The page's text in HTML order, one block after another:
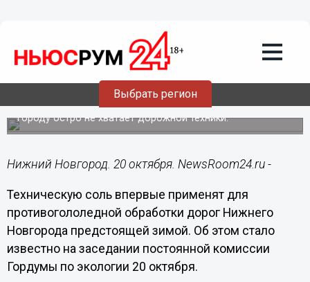
Выбрать регион
20.10.202019:29
Техническую соль впервые применят
на дорогах Нижнего Новгорода
Городу остро не хватает дорожной техники.
Нижний Новгород. 20 октября. NewsRoom24.ru -
Техническую соль впервые применят для
противогололедной обработки дорог Нижнего
Новгорода предстоящей зимой. Об этом стало
известно на заседании постоянной комиссии
Гордумы по экологии 20 октября.